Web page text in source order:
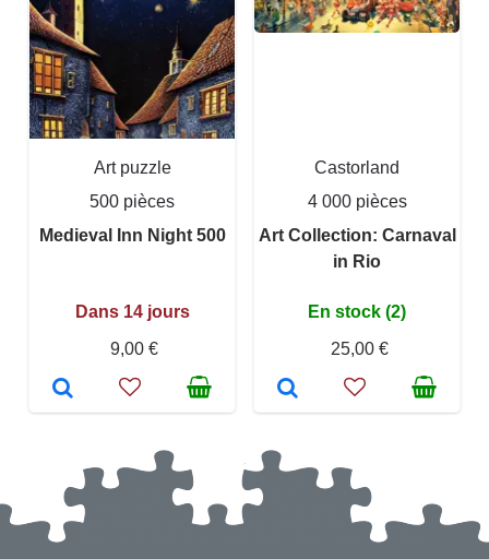
Art puzzle
500 pièces
Medieval Inn Night 500
Dans 14 jours
9,00 €
Castorland
4 000 pièces
Art Collection: Carnaval
in Rio
En stock (2)
25,00 €